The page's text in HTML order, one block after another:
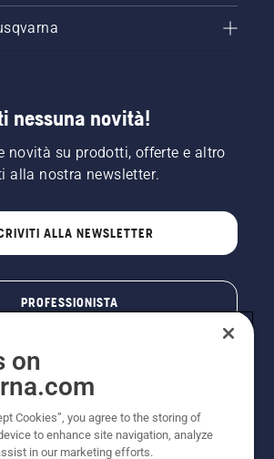
nessuna novità!
novità su prodotti, offerte e altro
alla nostra newsletter.
ALLA NEWSLETTER
PROFESSIONISTA
on
Cookies”, you agree to the storing of
to enhance site navigation, analyze
in our marketing efforts.